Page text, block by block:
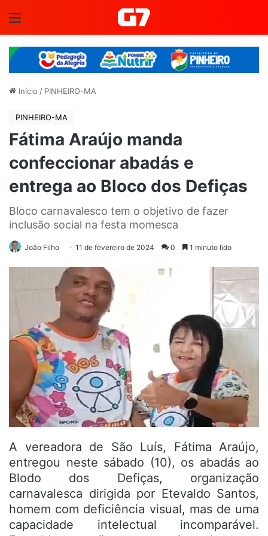
Início / PINHEIRO-MA
PINHEIRO-MA
Fátima Araújo manda
confeccionar abadás e
entrega ao Bloco dos Defiças
Bloco carnavalesco tem o objetivo de fazer
inclusão social na festa momesca
João Filho 11 de fevereiro de 2024 0 1 minuto lido
A vereadora de São Luís, Fátima Araújo,
entregou neste sábado (10), os abadás ao
Blodo dos Defiças, organização
carnavalesca dirigida por Etevaldo Santos,
homem com deficiência visual, mas de uma
capacidade intelectual incomparável.